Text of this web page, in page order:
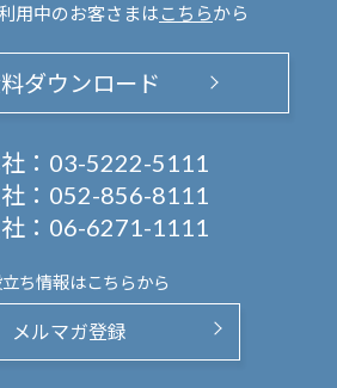
用中のお客さまは こちらから
ダウンロード
： 03-5222-5111
： 052-856-8111
： 06-6271-1111
立ち情報はこちらから
メルマガ登録